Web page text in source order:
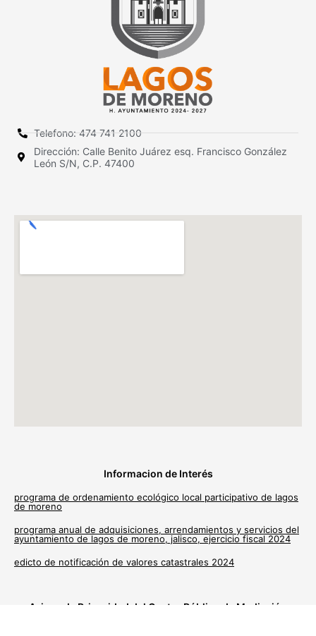
Telefono: 474 741 2100
Dirección: Calle Benito Juárez esq. Francisco González
León S/N, C.P. 47400
Informacion de Interés
programa de ordenamiento ecológico local participativo de lagos
de moreno
programa anual de adquisiciones, arrendamientos y servicios del
ayuntamiento de lagos de moreno, jalisco, ejercicio fiscal 2024
edicto de notificación de valores catastrales 2024
Avisos de Privacidad del Centro Público de Mediación